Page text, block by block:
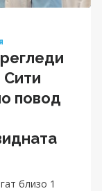
повод
близо 1